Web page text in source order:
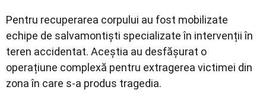
Pentru recuperarea corpului au fost mobilizate
echipe de salvamontiști specializate în intervenții în
teren accidentat. Aceștia au desfășurat o
operațiune complexă pentru extragerea victimei din
zona în care s-a produs tragedia.